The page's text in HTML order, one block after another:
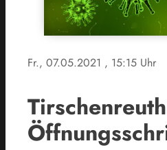
Fr., 07.05.2021 , 15:15 Uhr